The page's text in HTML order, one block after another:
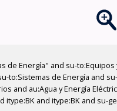
Energía" and su-to:Equipos
to:Sistemas de Energía and
and au:Agua y Energía
and itype:BK and su-